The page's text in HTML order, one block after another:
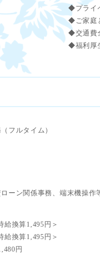
◆プライ
◆ご家庭
◆交通費
◆福利厚
フルタイム）
ーン関係事務、端末機操作
換算1,495円＞
換算1,495円＞
円